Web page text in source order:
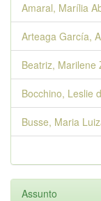
Amaral, Marília
Arteaga García,
Beatriz, Marilene
Bocchino, Leslie
Busse, Maria
Assunto